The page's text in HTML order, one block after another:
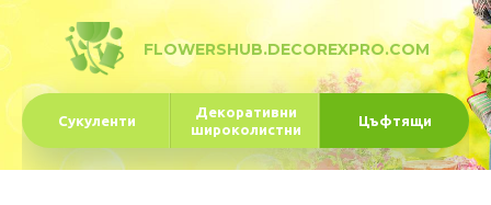
FLOWERSHUB.DECOREXPRO.COM
Сукуленти
Декоративни
широколистни
Цъфтящи